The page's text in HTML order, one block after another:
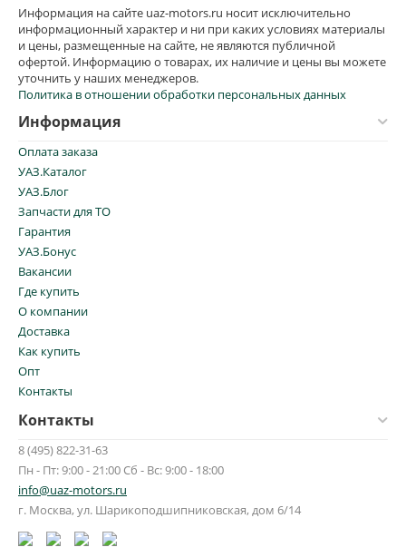
Информация на сайте uaz-motors.ru носит исключительно
информационный характер и ни при каких условиях материалы
и цены, размещенные на сайте, не являются публичной
офертой. Информацию о товарах, их наличие и цены вы можете
уточнить у наших менеджеров.
Политика в отношении обработки персональных данных
Информация
Оплата заказа
УАЗ.Каталог
УАЗ.Блог
Запчасти для ТО
Гарантия
УАЗ.Бонус
Вакансии
Где купить
О компании
Доставка
Как купить
Опт
Контакты
Контакты
8 (495) 822-31-63
Пн - Пт: 9:00 - 21:00 Сб - Вс: 9:00 - 18:00
info@uaz-motors.ru
г. Москва, ул. Шарикоподшипниковская, дом 6/14